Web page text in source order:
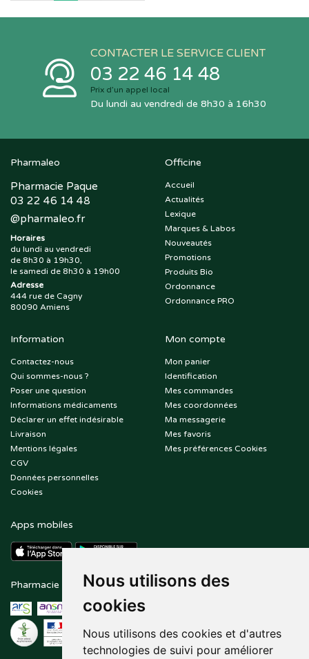
Nous utilisons des
cookies
Nous utilisons des cookies et d'autres
technologies de suivi pour améliorer
CONTACTER LE SERVICE CLIENT
03 22 46 14 48
Prix d’un appel local
Du lundi au vendredi de 8h30 à 16h30
Pharmaleo
Pharmacie Paque
03 22 46 14 48
@pharmaleo.fr
Horaires
du lundi au vendredi
de 8h30 à 19h30,
le samedi de 8h30 à 19h00
Adresse
444 rue de Cagny
80090 Amiens
Officine
Accueil
Actualités
Lexique
Marques & Labos
Nouveautés
Promotions
Produits Bio
Ordonnance
Ordonnance PRO
Information
Contactez-nous
Qui sommes-nous ?
Poser une question
Informations médicaments
Déclarer un effet indésirable
Livraison
Mentions légales
CGV
Données personnelles
Cookies
Mon compte
Mon panier
Identification
Mes commandes
Mes coordonnées
Ma messagerie
Mes favoris
Mes préférences Cookies
Apps mobiles
Pharmacie en ligne agréée Paiement sécurisé